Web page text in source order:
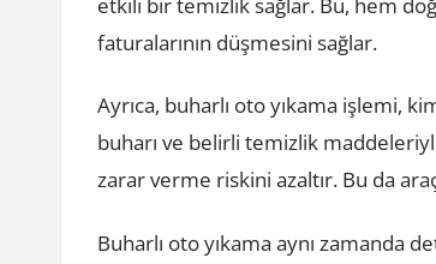
etkili bir temizlik sağlar. Bu, hem
faturalarının düşmesini sağlar.
Ayrıca, buharlı oto yıkama işlemi,
buharı ve belirli temizlik
zarar verme riskini azaltır. Bu da
Buharlı oto yıkama aynı zamanda